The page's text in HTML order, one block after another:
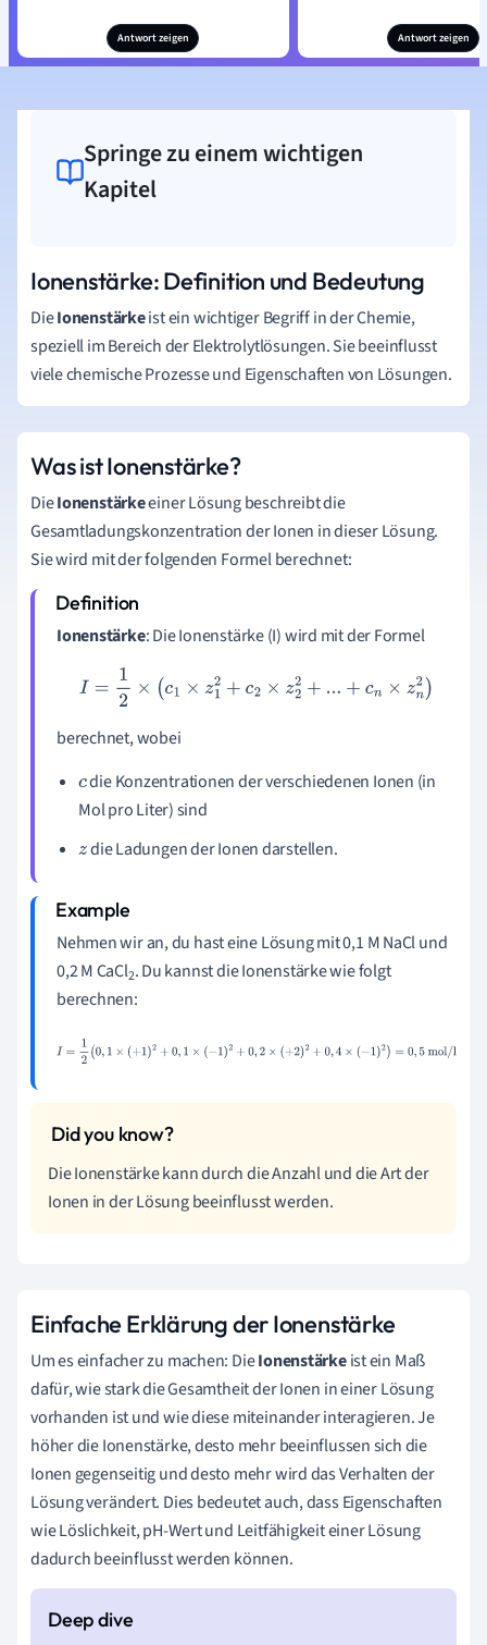
Antwort zeigen Antwort zeigen
Springe zu einem wichtigen
Kapitel
Ionenstärke: Definition und Bedeutung
DieIonenstärkeist ein wichtiger Begriff in der Chemie,
speziell im Bereich der Elektrolytlösungen. Sie beeinflusst
viele chemische Prozesse und Eigenschaften von Lösungen.
Was ist Ionenstärke?
DieIonenstärkeeiner Lösung beschreibt die
Gesamtladungskonzentration der Ionen in dieser Lösung.
Sie wird mit der folgenden Formel berechnet:
Ionenstärke: Die Ionenstärke (I) wird mit der Formel
I= 12×( c1 ×z1 2+c2× z2 2+...+c zn 2)
berechnet, wobei
cdie Konzentrationen der verschiedenen Ionen (in
Mol pro Liter) sind
zdie Ladungen der Ionen darstellen.
Nehmen wir an, du hast eine Lösung mit 0,1 M NaCl und
0,2 M CaCl2. Du kannst die Ionenstärke wie folgt
berechnen:
I=12(0 1 ×( +1)2+0, 1 ×( −1)2+0,2×(+2)2+0,4 ×(−1)2)= 0,5 mol/l
Die Ionenstärke kann durch die Anzahl und die Art der
Ionen in der Lösung beeinflusst werden.
Einfache Erklärung der Ionenstärke
Um es einfacher zu machen: DieIonenstärkeist ein Maß
dafür, wie stark die Gesamtheit der Ionen in einer Lösung
vorhanden ist und wie diese miteinander interagieren. Je
höher die Ionenstärke, desto mehr beeinflussen sich die
Ionen gegenseitig und desto mehr wird das Verhalten der
Lösung verändert. Dies bedeutet auch, dass Eigenschaften
wie Löslichkeit, pH-Wert und Leitfähigkeit einer Lösung
dadurch beeinflusst werden können.